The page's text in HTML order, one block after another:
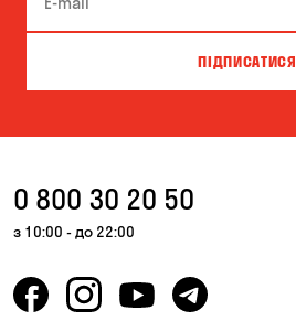
Велика Северинка
Горенка
ПІДПИСАТИСЯ
0 800 30 20 50
з 10:00 - до 22:00